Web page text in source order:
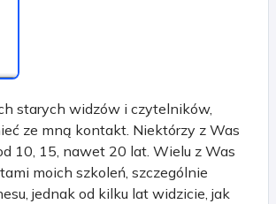
starych widzów i czytelników,
ze mną kontakt. Niektórzy z Was
10, 15, nawet 20 lat. Wielu z Was
moich szkoleń, szczególnie
jednak od kilku lat widzicie, jak